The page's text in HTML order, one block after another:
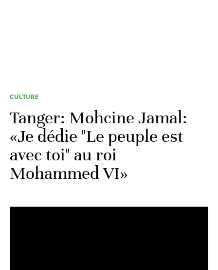
CULTURE
Tanger: Mohcine Jamal:
«Je dédie "Le peuple est
avec toi" au roi
Mohammed VI»